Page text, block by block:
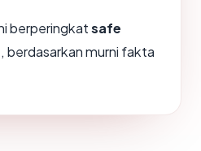
berperingkatsafe
, berdasarkan murni fakta